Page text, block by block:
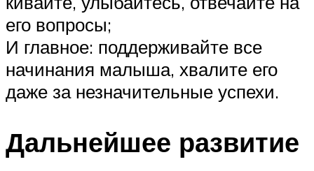
его вопросы;
И главное: поддерживайте все
начинания малыша, хвалите его
даже за незначительные успехи.
Дальнейшее развитие